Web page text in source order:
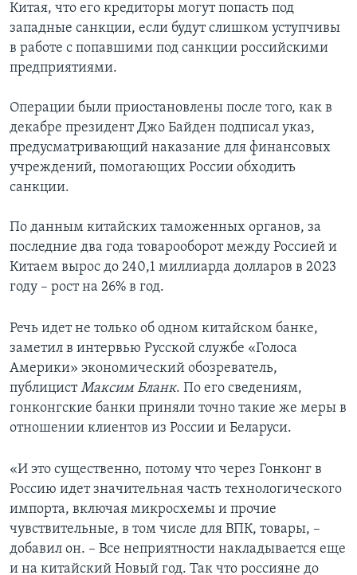
Китая, что его кредиторы могут попасть под
западные санкции, если будут слишком уступчивы
в работе с попавшими под санкции российскими
предприятиями.
Операции были приостановлены после того, как в
декабре президент Джо Байден подписал указ,
предусматривающий наказание для финансовых
учреждений, помогающих России обходить
санкции.
По данным китайских таможенных органов, за
последние два года товарооборот между Россией и
Китаем вырос до 240,1 миллиарда долларов в 2023
году – рост на 26% в год.
Речь идет не только об одном китайском банке,
заметил в интервью Русской службе «Голоса
Америки» экономический обозреватель,
публицистМаксим Бланк. По его сведениям,
гонконгские банки приняли точно такие же меры в
отношении клиентов из России и Беларуси.
«И это существенно, потому что через Гонконг в
Россию идет значительная часть технологического
импорта, включая микросхемы и прочие
чувствительные, в том числе для ВПК, товары, –
добавил он. – Все неприятности накладывается еще
и на китайский Новый год. Так что россияне до